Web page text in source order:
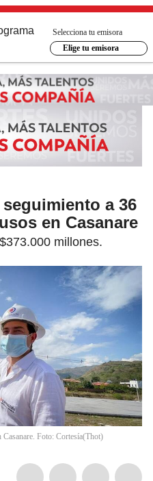
Selecciona tu emisora
Elige tu emisora
a 36
en Casanare
millones.
Foto: Cortesía(Thot)